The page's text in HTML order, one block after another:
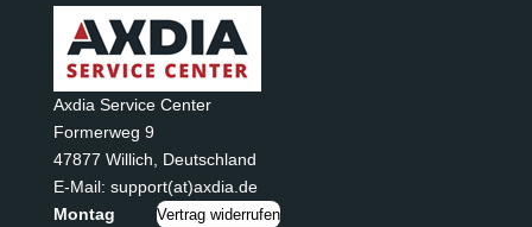
Axdia Service Center
Formerweg 9
47877 Willich
Deutschland
E-Mail: support(at)axdia.de
Montag
Vertrag widerrufen